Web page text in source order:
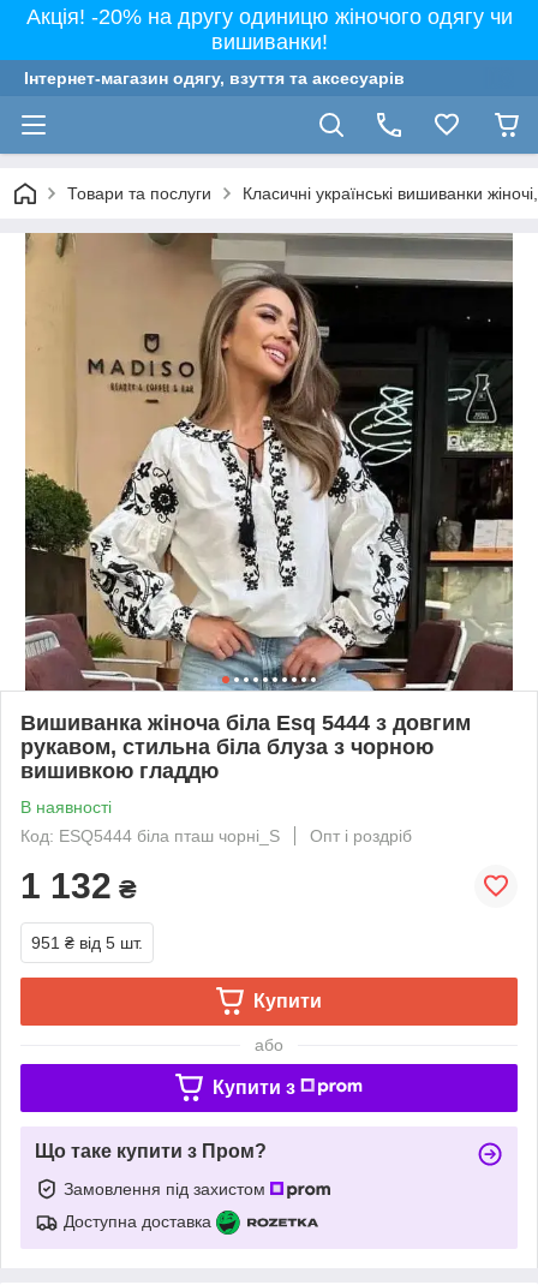
Акція! -20% на другу одиницю жіночого одягу чи
вишиванки!
Інтернет-магазин одягу, взуття та аксесуарів
Товари та послуги Класичні українські вишиванки
Вишиванка жіноча біла Esq 5444 з довгим
рукавом, стильна біла блуза з чорною
вишивкою гладдю
В наявності
Код: ESQ5444 біла пташ чорні_S
Опт і роздріб
1 132 ₴
951 ₴ від 5 шт.
Купити
або
Купити з
Що таке купити з Пром?
Замовлення під захистом
Доступна доставка